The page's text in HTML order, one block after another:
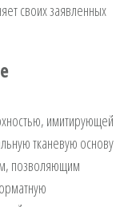
своих заявленных
имитирующей
тканевую основу
позволяющим